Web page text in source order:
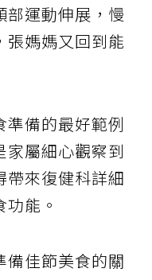
部運動伸展，慢
張媽媽又回到能
準備的最好範例
家屬細心觀察到
帶來復健科詳細
能。
備佳節美食的關